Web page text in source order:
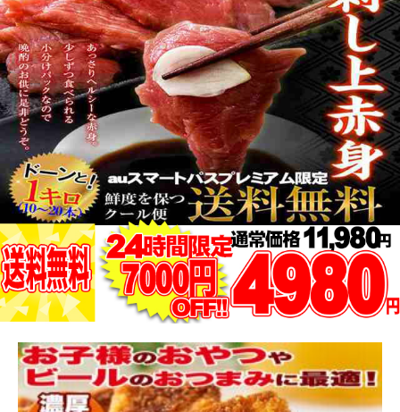
賞味期限2026年７月6日の為！！超超超特価！！【お徳用】ひとくち ソース
カツ 200gサクサク食感と甘めのソースが絶妙!!/メール便
980円（税込*）
送料無
料
9P (1.0%)
4.75点 (10件)
クレカ
auかんたん決済
ソフトバンクまとめて支払い・ワイモバイルまとめて支払い
後払い(NP後払い)